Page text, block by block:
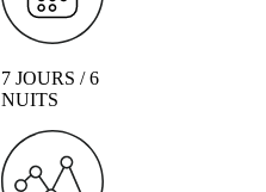
7 JOURS / 6
NUITS